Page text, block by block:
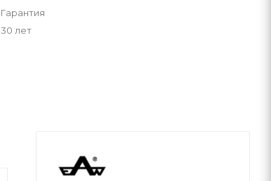
Гарантия
30 лет